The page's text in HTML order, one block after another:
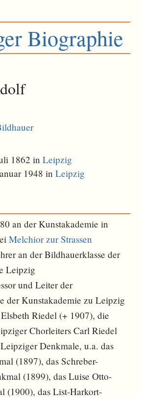
Biographie
1862 inLeipzig
1948 inLeipzig
an der Kunstakademie in
Melchior zur Strassen
an der Bildhauerklasse der
Leipzig
und Leiter der
der Kunstakademie zu Leipzig
Riedel (+ 1907), die
Chorleiters Carl Riedel
Denkmale, u.a. das
(1897), das Schreber-
(1899), das Luise Otto-
(1900), das List-Harkort-